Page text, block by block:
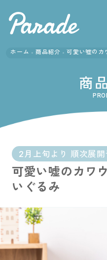
よくある質問
会社概要
採用情報
ホーム 商品紹介
商
2月上旬より 順次展開
可愛い嘘のカワ
いぐるみ